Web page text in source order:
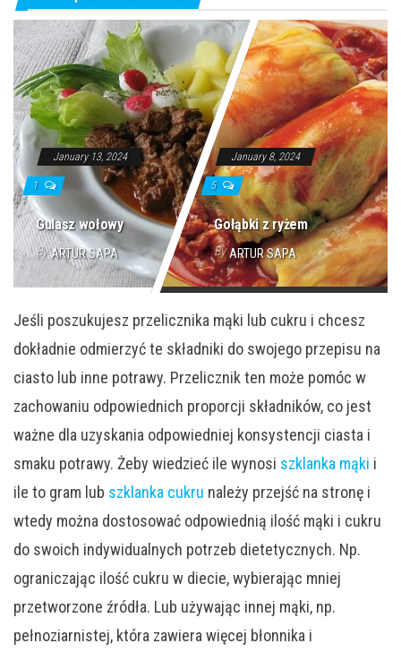
January 13, 2024
1
Gulasz wołowy
By ARTUR SAPA
January 8, 2024
5
Gołąbki z ryżem
By ARTUR SAPA
Jeśli poszukujesz przelicznika mąki lub cukru i chcesz
dokładnie odmierzyć te składniki do swojego przepisu na
ciasto lub inne potrawy. Przelicznik ten może pomóc w
zachowaniu odpowiednich proporcji składników, co jest
ważne dla uzyskania odpowiedniej konsystencji ciasta i
smaku potrawy. Żeby wiedzieć ile wynosi szklanka mąki i
ile to gram lub szklanka cukru należy przejść na stronę i
wtedy można dostosować odpowiednią ilość mąki i cukru
do swoich indywidualnych potrzeb dietetycznych. Np.
ograniczając ilość cukru w diecie, wybierając mniej
przetworzone źródła. Lub używając innej mąki, np.
pełnoziarnistej, która zawiera więcej błonnika i